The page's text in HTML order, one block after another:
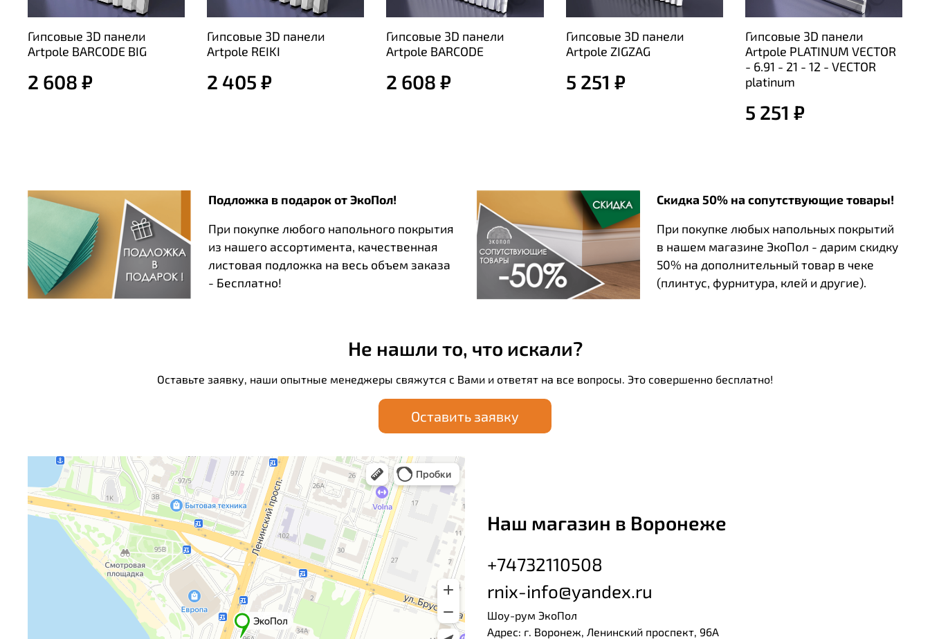
Гипсовые 3D панели
Artpole BARCODE BIG
2 608 ₽
Гипсовые 3D панели
Artpole REIKI
2 405 ₽
Гипсовые 3D панели
Artpole BARCODE
2 608 ₽
Гипсовые 3D панели
Artpole ZIGZAG
5 251 ₽
Гипсовые 3D панели
Artpole PLATINUM VECTOR
- 6.91 - 21 - 12 - VECTOR
platinum
5 251 ₽
Подложка в подарок от ЭкоПол!
При покупке любого напольного покрытия
из нашего ассортимента, качественная
листовая подложка на весь объем заказа
- Бесплатно!
Скидка 50% на сопутствующие товары!
При покупке любых напольных покрытий
в нашем магазине ЭкоПол - дарим скидку
50% на дополнительный товар в чеке
(плинтус, фурнитура, клей и другие).
Не нашли то, что искали?
Оставьте заявку, наши опытные менеджеры свяжутся с Вами и ответят на все вопросы. Это совершенно бесплатно!
Оставить заявку
Наш магазин в Воронеже
+74732110508
rnix-info@yandex.ru
Шоу-рум ЭкоПол
Адрес: г. Воронеж, Ленинский проспект, 96А